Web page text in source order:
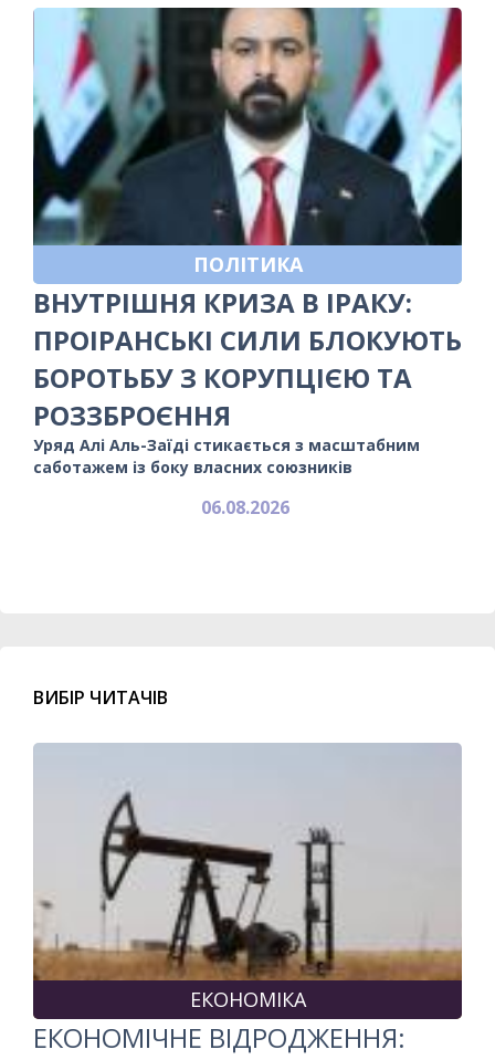
ПОЛІТИКА
ВНУТРІШНЯ КРИЗА В ІРАКУ:
ПРОІРАНСЬКІ СИЛИ БЛОКУЮТЬ
БОРОТЬБУ З КОРУПЦІЄЮ ТА
РОЗЗБРОЄННЯ
Уряд Алі Аль-Заїді стикається з масштабним
саботажем із боку власних союзників
06.08.2026
ВИБІР ЧИТАЧІВ
ЕКОНОМІКА
ЕКОНОМІЧНЕ ВІДРОДЖЕННЯ: